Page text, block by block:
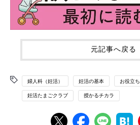
元記事へ戻る
婦人科（妊活） 妊活の基本 お役立ち
妊活たまごクラブ 授かるチカラ